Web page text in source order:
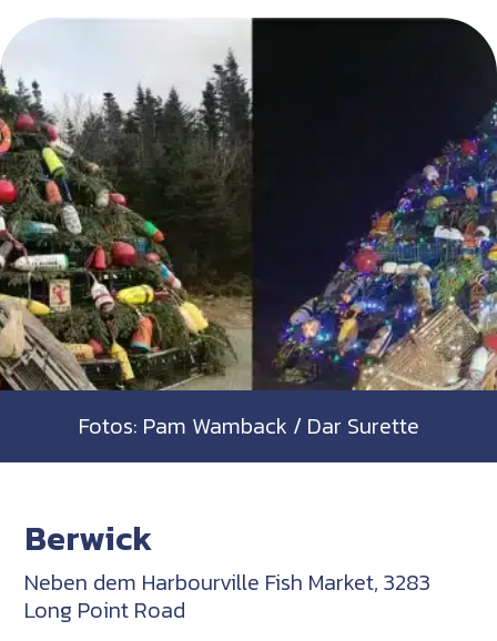
Fotos: Pam Wamback / Dar Surette
Berwick
Neben dem Harbourville Fish Market, 3283
Long Point Road